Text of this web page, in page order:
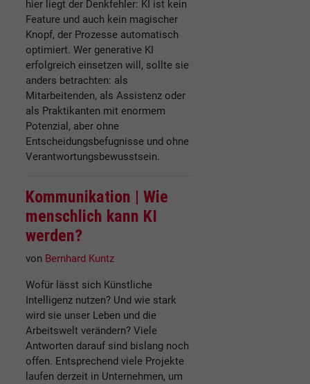
hier liegt der Denkfehler: KI ist kein
Feature und auch kein magischer
Knopf, der Prozesse automatisch
optimiert. Wer generative KI
erfolgreich einsetzen will, sollte sie
anders betrachten: als
Mitarbeitenden, als Assistenz oder
als Praktikanten mit enormem
Potenzial, aber ohne
Entscheidungsbefugnisse und ohne
Verantwortungsbewusstsein.
Kommunikation | Wie
menschlich kann KI
werden?
von Bernhard Kuntz
Wofür lässt sich Künstliche
Intelligenz nutzen? Und wie stark
wird sie unser Leben und die
Arbeitswelt verändern? Viele
Antworten darauf sind bislang noch
offen. Entsprechend viele Projekte
laufen derzeit in Unternehmen, um